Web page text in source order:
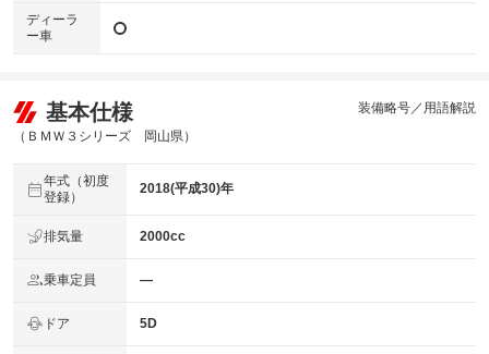
ディーラ
ー車
基本仕様
（ＢＭＷ３シリーズ 岡山県）
装備略号／用語解説
年式（初度
登録）
2018(平成30)年
排気量 2000cc
乗車定員 ―
ドア 5D